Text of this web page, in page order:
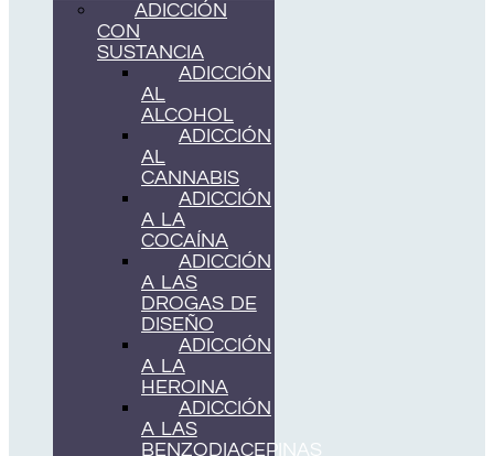
ADICCIÓN
CON
SUSTANCIA
ADICCIÓN
AL
ALCOHOL
ADICCIÓN
AL
CANNABIS
ADICCIÓN
A LA
COCAÍNA
ADICCIÓN
A LAS
DROGAS DE
DISEÑO
ADICCIÓN
A LA
HEROINA
ADICCIÓN
A LAS
BENZODIACEPINAS